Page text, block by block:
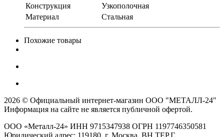
Конструкция
Узкополочная
Материал
Стальная
Похожие товары
2026 © Официальный интернет-магазин ООО "МЕТАЛЛ-24"
Информация на сайте не является публичной офертой.
ООО «Металл-24» ИНН 9715347938 ОГРН 1197746350581